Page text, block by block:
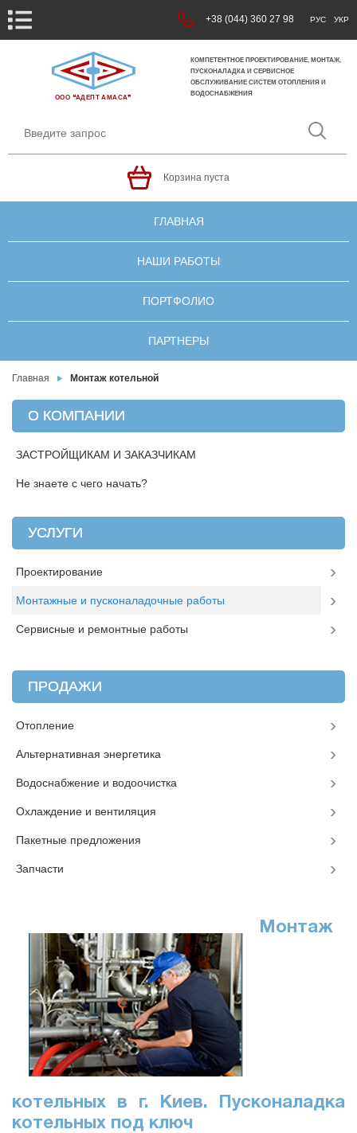
+38 (044) 360 27 98 РУС УКР
ООО ❝АДЕПТ АМАСА❞
КОМПЕТЕНТНОЕ ПРОЕКТИРОВАНИЕ, МОНТАЖ,
ПУСКОНАЛАДКА И СЕРВИСНОЕ
ОБСЛУЖИВАНИЕ СИСТЕМ ОТОПЛЕНИЯ И
ВОДОСНАБЖЕНИЯ
Корзина пуста
ГЛАВНАЯ
НАШИ РАБОТЫ
ПОРТФОЛИО
ПАРТНЕРЫ
Главная Монтаж котельной
Монтаж
котельных в г. Киев. Пусконаладка
котельных под ключ
О КОМПАНИИ
ЗАСТРОЙЩИКАМ И ЗАКАЗЧИКАМ
Не знаете с чего начать?
УСЛУГИ
Проектирование
Монтажные и пусконаладочные работы
Сервисные и ремонтные работы
ПРОДАЖИ
Отопление
Альтернативная энергетика
Водоснабжение и водоочистка
Охлаждение и вентиляция
Пакетные предложения
Запчасти